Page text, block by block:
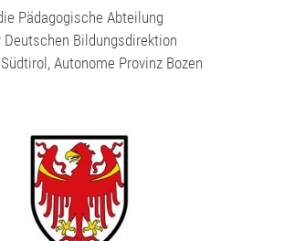
Pädagogische Abteilung
Deutschen Bildungsdirektion
Autonome Provinz Bozen